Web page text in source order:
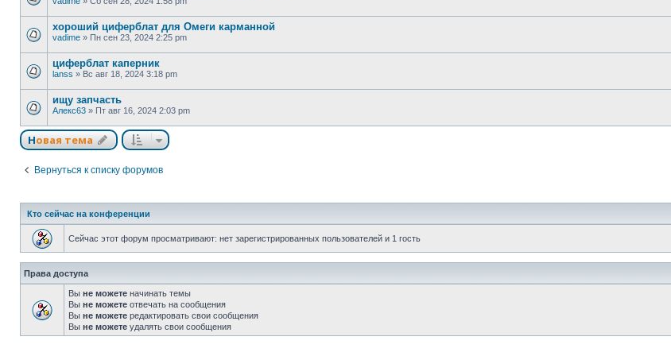
хороший циферблат для Омеги карманной
vadime » Пн сен 23, 2024 2:25 pm
циферблат каперник
lanss » Вс авг 18, 2024 3:18 pm
ищу запчасть
Алекс63 » Пт авг 16, 2024 2:03 pm
Новая тема
Вернуться к списку форумов
Кто сейчас на конференции
Сейчас этот форум просматривают: нет зарегистрированных пользователей и 1 гость
Права доступа
Вы не можете начинать темы
Вы не можете отвечать на сообщения
Вы не можете редактировать свои сообщения
Вы не можете удалять свои сообщения